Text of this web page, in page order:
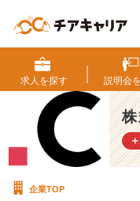
業
の
仕
事
と
求人を探す 説明会を
企業TOP